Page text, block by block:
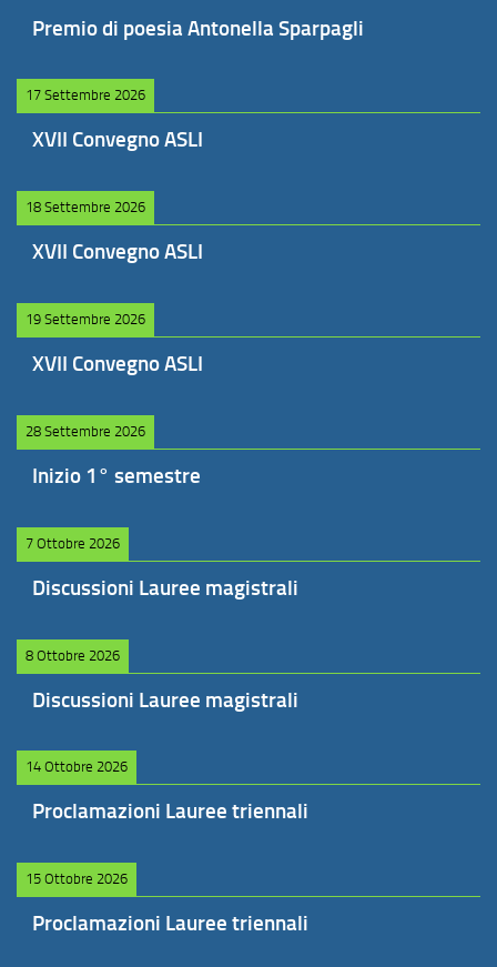
Premio di poesia Antonella Sparpagli
17 Settembre 2026
XVII Convegno ASLI
18 Settembre 2026
XVII Convegno ASLI
19 Settembre 2026
XVII Convegno ASLI
28 Settembre 2026
Inizio 1° semestre
7 Ottobre 2026
Discussioni Lauree magistrali
8 Ottobre 2026
Discussioni Lauree magistrali
14 Ottobre 2026
Proclamazioni Lauree triennali
15 Ottobre 2026
Proclamazioni Lauree triennali